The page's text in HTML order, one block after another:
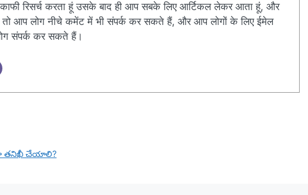
रिसर्च करता हूं उसके बाद ही आप सबके लिए आर्टिकल लेकर आता हूं, और
आप लोग नीचे कमेंट में भी संपर्क कर सकते हैं, और आप लोगों के लिए ईमेल
संपर्क कर सकते हैं।
తనిఖీ చేయాలి?